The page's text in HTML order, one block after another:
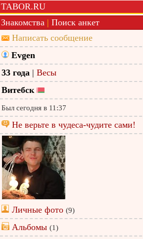
TABOR.RU
Знакомства | Поиск анкет
Написать сообщение
Evgen
33 года | Весы
Витебск
Был сегодня в 11:37
Не верьте в чудеса-чудите сами!
Личные фото (9)
Альбомы (1)